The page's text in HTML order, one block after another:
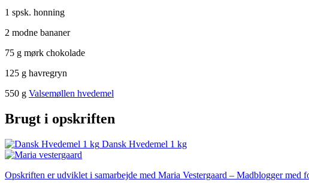
1 spsk. honning
2 modne bananer
75 g mørk chokolade
125 g havregryn
550 g Valsemøllen hvedemel
Brugt i opskriften
Dansk Hvedemel 1 kg
Opskriften er udviklet i samarbejde med Maria Vestergaard – Madblogger med